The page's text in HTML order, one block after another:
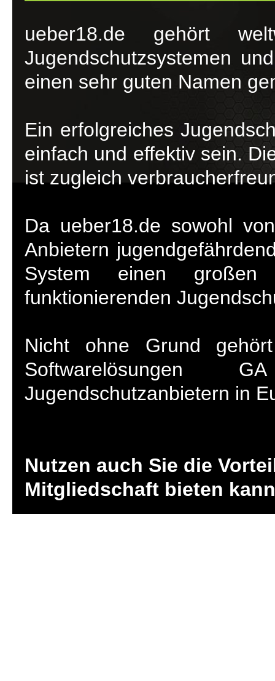
ueber18.de gehört
Jugendschutzsystemen
einen sehr guten Namen
Ein erfolgreiches
einfach und effektiv sein.
ist zugleich
Da ueber18.de sowohl
Anbietern
System einen
funktionierenden
Nicht ohne Grund
Jugendschutzanbietern in
Nutzen auch Sie die
Mitgliedschaft bieten